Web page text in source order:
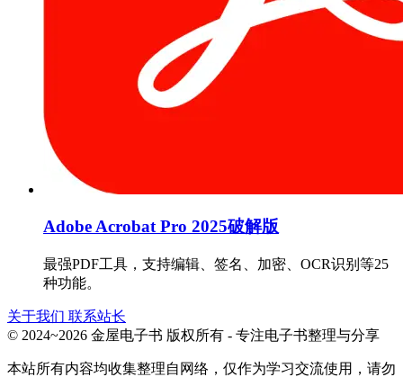
Adobe Acrobat Pro 2025破解版
最强PDF工具，支持编辑、签名、加密、OCR识别等25
种功能。
关于我们 联系站长
© 2024~2026 金屋电子书 版权所有 - 专注电子书整理与分享
本站所有内容均收集整理自网络，仅作为学习交流使用，请勿